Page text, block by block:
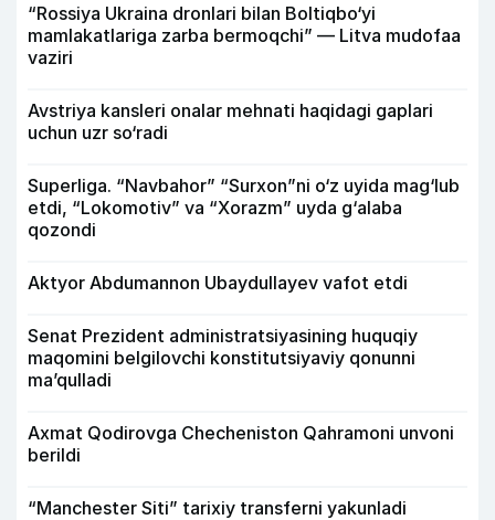
“Rossiya Ukraina dronlari bilan Boltiqbo‘yi
mamlakatlariga zarba bermoqchi” — Litva mudofaa
vaziri
Avstriya kansleri onalar mehnati haqidagi gaplari
uchun uzr so‘radi
Superliga. “Navbahor” “Surxon”ni o‘z uyida mag‘lub
etdi, “Lokomotiv” va “Xorazm” uyda g‘alaba
qozondi
Aktyor Abdu­mannon Ubaydullayev vafot etdi
Senat Prezident administratsiyasining huquqiy
maqomini belgilovchi konstitutsiyaviy qonunni
ma’qulladi
Axmat Qodirovga Checheniston Qahramoni unvoni
berildi
“Manchester Siti” tarixiy transferni yakunladi